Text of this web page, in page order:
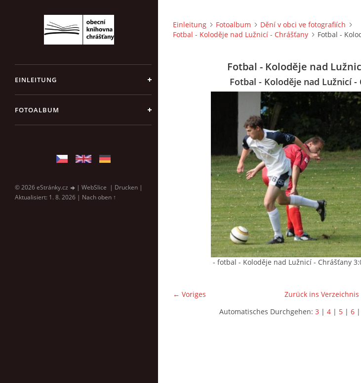
EINLEITUNG
FOTOALBUM
© 2026 eStránky.cz | WebSlice | Drucken |
Aktualisiert: 1. 8. 2026 | Nach oben ↑
Einleitung Fotoalbum
Dění v obci ve fotografiích
Fotbal - Koloděje nad Lužnicí - Chrášťany
Fotbal -
Fotbal - Koloděje nad
Fotbal - Koloděje nad Lužnicí -
- fotbal - Koloděje nad Lužnicí - Chrášťany
← Voriges
Zurück ins Verzeichnis
Automatisches Durchgehen: 3| 4| 5| 6|